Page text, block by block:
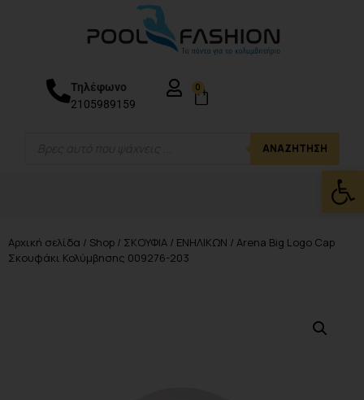
ΑΝΑΖΉΤΗΣΗ
Τηλέφωνο
2105989159
0
Αρχική σελίδα / Shop / ΣΚΟΥΦΙΑ / ΕΝΗΛΙΚΩΝ / Arena Big Logo Cap
Σκουφάκι Κολύμβησης 009276-203